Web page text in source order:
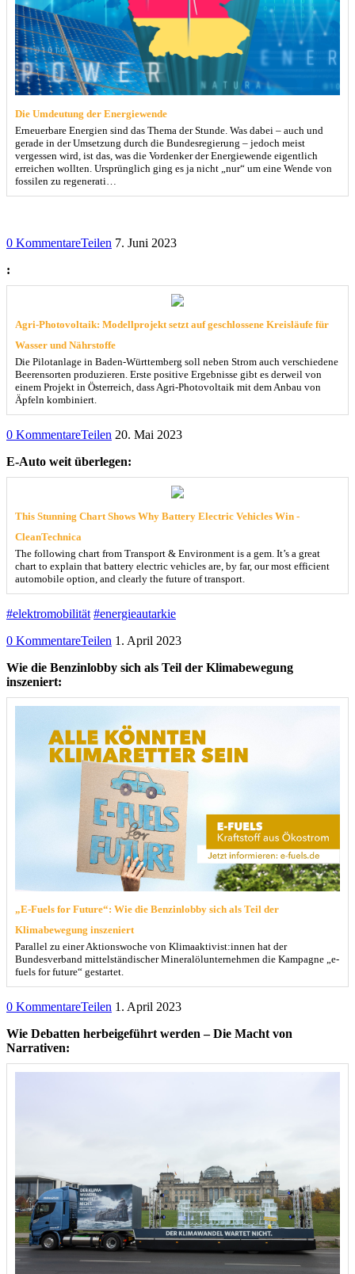
Die Umdeutung der Energiewende
Erneuerbare Energien sind das Thema der Stunde. Was dabei – auch und
gerade in der Umsetzung durch die Bundesregierung – jedoch meist
vergessen wird, ist das, was die Vordenker der Energiewende eigentlich
erreichen wollten. Ursprünglich ging es ja nicht „nur“ um eine Wende von
fossilen zu regenerati…
0 KommentareTeilen 7. Juni 2023
:
Agri-Photovoltaik: Modellprojekt setzt auf geschlossene Kreisläufe für
Wasser und Nährstoffe
Die Pilotanlage in Baden-Württemberg soll neben Strom auch verschiedene
Beerensorten produzieren. Erste positive Ergebnisse gibt es derweil von
einem Projekt in Österreich, dass Agri-Photovoltaik mit dem Anbau von
Äpfeln kombiniert.
0 KommentareTeilen 20. Mai 2023
E-Auto weit überlegen:
This Stunning Chart Shows Why Battery Electric Vehicles Win -
CleanTechnica
The following chart from Transport & Environment is a gem. It’s a great
chart to explain that battery electric vehicles are, by far, our most efficient
automobile option, and clearly the future of transport.
#elektromobilität #energieautarkie
0 KommentareTeilen 1. April 2023
Wie die Benzinlobby sich als Teil der Klimabewegung
inszeniert:
„E-Fuels for Future“: Wie die Benzinlobby sich als Teil der
Klimabewegung inszeniert
Parallel zu einer Aktionswoche von Klimaaktivist:innen hat der
Bundesverband mittelständischer Mineralölunternehmen die Kampagne „e-
fuels for future“ gestartet.
0 KommentareTeilen 1. April 2023
Wie Debatten herbeigeführt werden – Die Macht von
Narrativen: